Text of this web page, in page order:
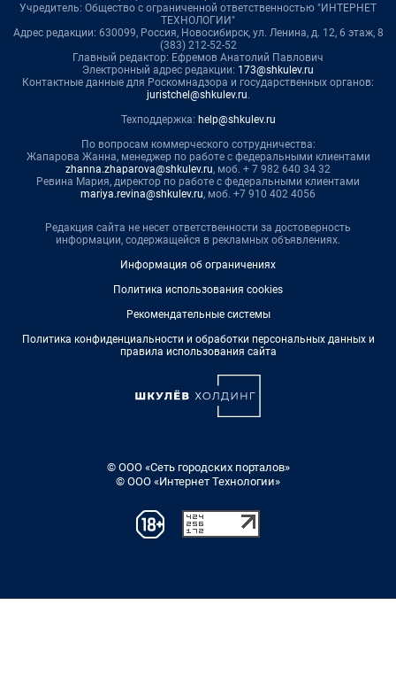
Учредитель: Общество с ограниченной ответственностью "ИНТЕРНЕТ
ТЕХНОЛОГИИ"
Адрес редакции: 630099, Россия, Новосибирск, ул. Ленина, д. 12, 6 этаж, 8
(383) 212-52-52
Главный редактор: Ефремов Анатолий Павлович
Электронный адрес редакции: 173@shkulev.ru
Контактные данные для Роскомнадзора и государственных органов:
juristchel@shkulev.ru.
Техподдержка: help@shkulev.ru
По вопросам коммерческого сотрудничества:
Жапарова Жанна, менеджер по работе с федеральными клиентами
zhanna.zhaparova@shkulev.ru, моб. + 7 982 640 34 32
Ревина Мария, директор по работе с федеральными клиентами
mariya.revina@shkulev.ru, моб. +7 910 402 4056
Редакция сайта не несет ответственности за достоверность
информации, содержащейся в рекламных объявлениях.
Информация об ограничениях
Политика использования cookies
Рекомендательные системы
Политика конфиденциальности и обработки персональных данных и
правила использования сайта
© ООО «Сеть городских порталов»
© ООО «Интернет Технологии»